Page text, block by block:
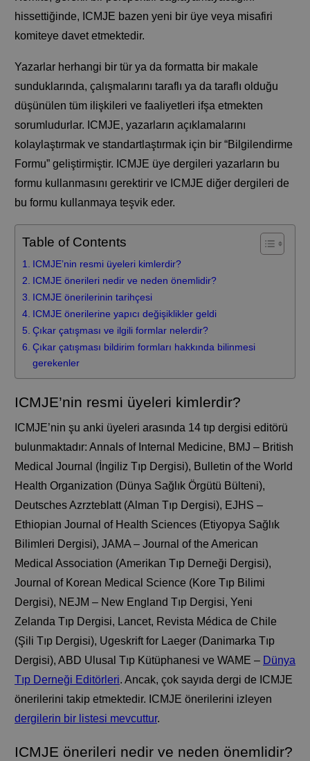
hissettiğinde, ICMJE bazen yeni bir üye veya misafiri
komiteye davet etmektedir.
Yazarlar herhangi bir tür ya da formatta bir makale
sunduklarında, çalışmalarını taraflı ya da taraflı olduğu
düşünülen tüm ilişkileri ve faaliyetleri ifşa etmekten
sorumludurlar. ICMJE, yazarların açıklamalarını
kolaylaştırmak ve standartlaştırmak için bir “Bilgilendirme
Formu” geliştirmiştir. ICMJE üye dergileri yazarların bu
formu kullanmasını gerektirir ve ICMJE diğer dergileri de
bu formu kullanmaya teşvik eder.
Table of Contents
ICMJE’nin resmi üyeleri kimlerdir?
ICMJE önerileri nedir ve neden önemlidir?
ICMJE önerilerinin tarihçesi
ICMJE önerilerine yapıcı değişiklikler geldi
Çıkar çatışması ve ilgili formlar nelerdir?
Çıkar çatışması bildirim formları hakkında bilinmesi
gerekenler
ICMJE’nin resmi üyeleri kimlerdir?
ICMJE’nin şu anki üyeleri arasında 14 tıp dergisi editörü
bulunmaktadır: Annals of Internal Medicine, BMJ – British
Medical Journal (İngiliz Tıp Dergisi), Bulletin of the World
Health Organization (Dünya Sağlık Örgütü Bülteni),
Deutsches Azrzteblatt (Alman Tıp Dergisi), EJHS –
Ethiopian Journal of Health Sciences (Etiyopya Sağlık
Bilimleri Dergisi), JAMA – Journal of the American
Medical Association (Amerikan Tıp Derneği Dergisi),
Journal of Korean Medical Science (Kore Tıp Bilimi
Dergisi), NEJM – New England Tıp Dergisi, Yeni
Zelanda Tıp Dergisi, Lancet, Revista Médica de Chile
(Şili Tıp Dergisi), Ugeskrift for Laeger (Danimarka Tıp
Dergisi), ABD Ulusal Tıp Kütüphanesi ve WAME – Dünya
Tıp Derneği Editörleri. Ancak, çok sayıda dergi de ICMJE
önerilerini takip etmektedir. ICMJE önerilerini izleyen
dergilerin bir listesi mevcuttur.
ICMJE önerileri nedir ve neden önemlidir?